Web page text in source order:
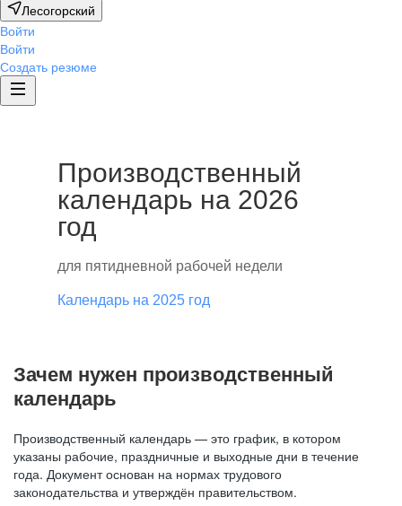
Лесогорский
Войти
Войти
Создать резюме
Производственный
календарь на 2026
год
для пятидневной рабочей недели
Календарь на 2025 год
Зачем нужен производственный
календарь
Производственный календарь — это график, в котором
указаны рабочие, праздничные и выходные дни в течение
года. Документ основан на нормах трудового
законодательства и утверждён правительством.